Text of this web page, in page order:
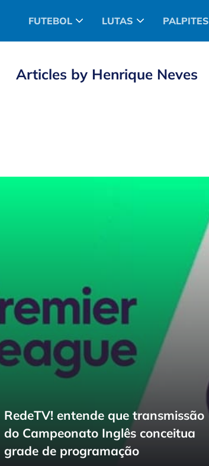
FUTEBOL LUTAS PALPITES
Articles by Henrique Neves
RedeTV! entende que transmissão
do Campeonato Inglês conceitua
grade de programação